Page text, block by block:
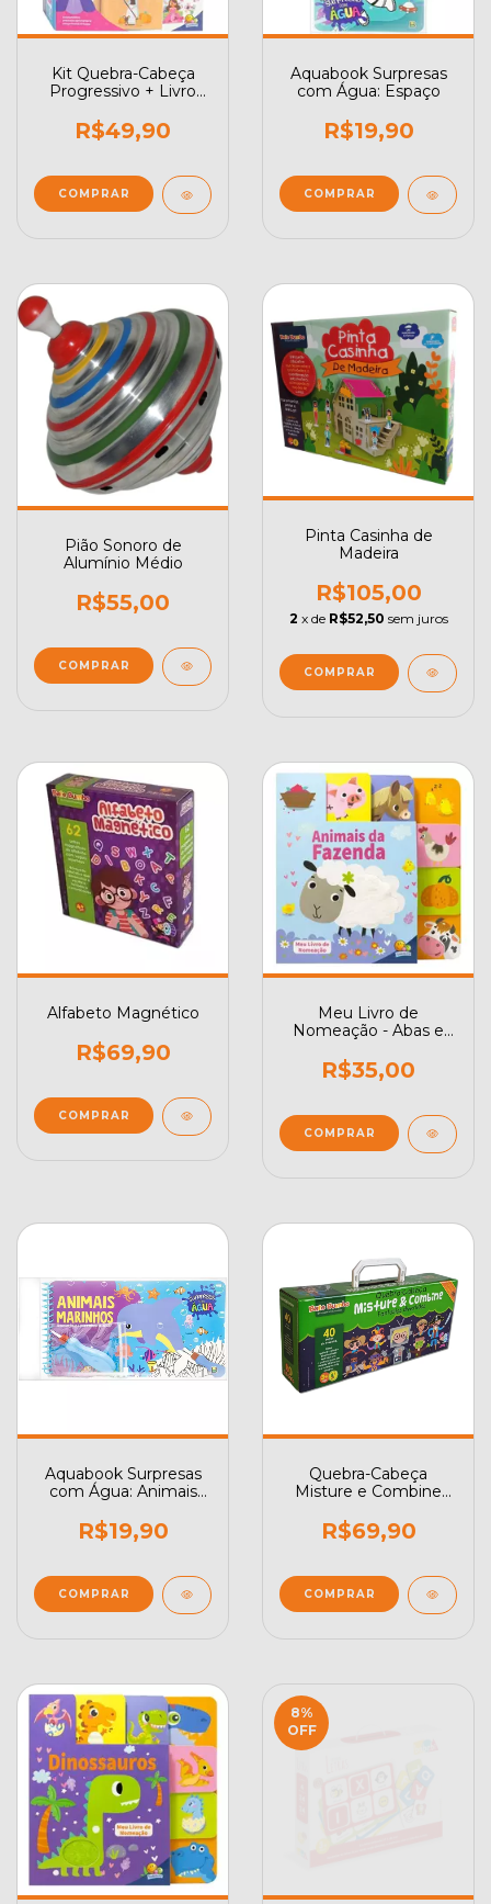
Kit Quebra-Cabeça
Progressivo + Livro
Play
R$49,90
Aquabook Surpresas
com Água: Espaço
R$19,90
Pião Sonoro de
Alumínio Médio
R$55,00
Pinta Casinha de
Madeira
R$105,00
2 x de R$52,50 sem juros
Alfabeto Magnético
R$69,90
Meu Livro de
Nomeação - Abas e
R$35,00
Aquabook Surpresas
com Água: Animais
R$19,90
Quebra-Cabeça
Misture e Combine
R$69,90
8%
OFF